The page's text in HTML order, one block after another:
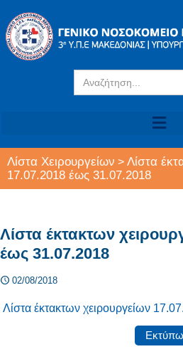
Search
for:
Λίστα Χειρουργείων > Λίστα
17.07.2018 έως 31.07.2018
Λίστα έκτακτων
έως 31.07.2018
02/08/2018
Λίστα έκτακτων χειρουργείων